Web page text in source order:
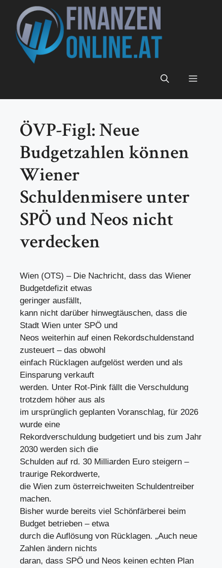
Inhalt
springen
Menü
ÖVP-Figl: Neue
Budgetzahlen können
Wiener
Schuldenmisere unter
SPÖ und Neos nicht
verdecken
Wien (OTS) – Die Nachricht, dass das Wiener
Budgetdefizit etwas
geringer ausfällt,
kann nicht darüber hinwegtäuschen, dass die
Stadt Wien unter SPÖ und
Neos weiterhin auf einen Rekordschuldenstand
zusteuert – das obwohl
einfach Rücklagen aufgelöst werden und als
Einsparung verkauft
werden. Unter Rot-Pink fällt die Verschuldung
trotzdem höher aus als
im ursprünglich geplanten Voranschlag, für 2026
wurde eine
Rekordverschuldung budgetiert und bis zum Jahr
2030 werden sich die
Schulden auf rd. 30 Milliarden Euro steigern –
traurige Rekordwerte,
die Wien zum österreichweiten Schuldentreiber
machen.
Bisher wurde bereits viel Schönfärberei beim
Budget betrieben – etwa
durch die Auflösung von Rücklagen. „Auch neue
Zahlen ändern nichts
daran, dass SPÖ und Neos keinen echten Plan